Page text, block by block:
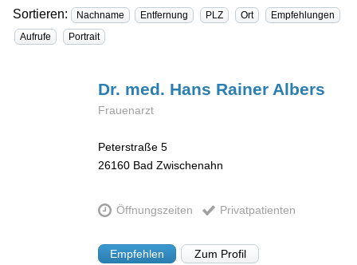
Sortieren: Nachname Entfernung PLZ Ort
Empfehlungen
Aufrufe
Portrait
Dr. med. Hans Rainer Albers
Frauenarzt
Peterstraße 5
26160 Bad Zwischenahn
Öffnungszeiten Privatpatienten
Empfehlen Zum Profil